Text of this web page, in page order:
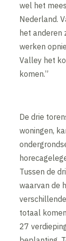
wel het
Nederland.
het anderen
werken
Valley het
komen.”
De drie
woningen,
Tussen de
waarvan de
totaal
27